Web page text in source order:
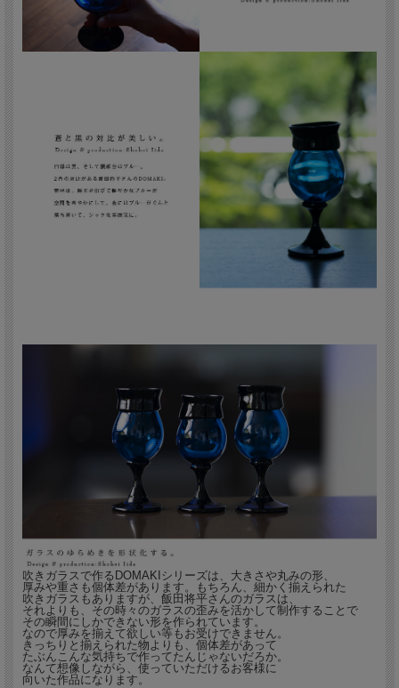
吹きガラスで作るDOMAKIシリーズは、大きさや丸みの形、
厚みや重さも個体差があります。もちろん、細かく揃えられた
吹きガラスもありますが、飯田将平さんのガラスは、
それよりも、その時々のガラスの歪みを活かして制作することで
その瞬間にしかできない形を作られています。
なので厚みを揃えて欲しい等もお受けできません。
きっちりと揃えられた物よりも、個体差があって
たぶんこんな気持ちで作ってたんじゃないだろか。
なんて想像しながら、使っていただけるお客様に
向いた作品になります。